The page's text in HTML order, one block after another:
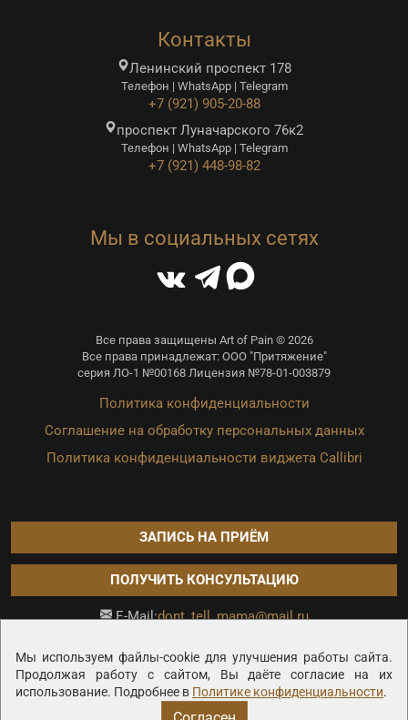
Мы используем файлы-cookie для улучшения работы сайта.
Продолжая работу с сайтом, Вы даёте согласие на их
использование. Подробнее в Политике конфиденциальности.
Контакты
Ленинский проспект 178
Телефон | WhatsApp | Telegram
+7 (921) 905-20-88
проспект Луначарского 76к2
Телефон | WhatsApp | Telegram
+7 (921) 448-98-82
Мы в социальных сетях
Все права защищены Art of Pain © 2026
Все права принадлежат: ООО "Притяжение"
серия ЛО-1 №00168 Лицензия №78-01-003879
Политика конфиденциальности
Соглашение на обработку персональных данных
Политика конфиденциальности виджета Callibri
ЗАПИСЬ НА ПРИЁМ
ПОЛУЧИТЬ КОНСУЛЬТАЦИЮ
E-Mail:dont_tell_mama@mail.ru